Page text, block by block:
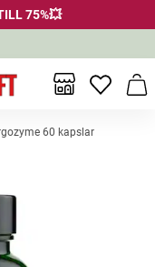
75%💥
Inga
60 kapslar